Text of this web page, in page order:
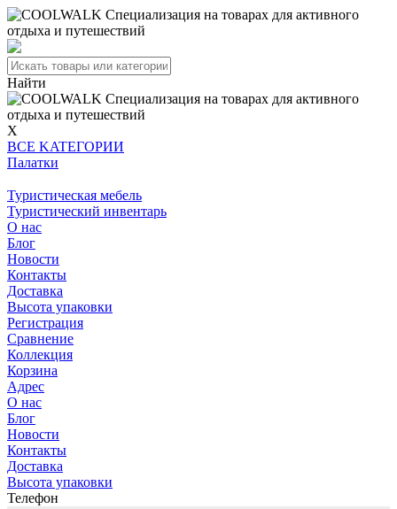
Найти
X
BCE KATEГОPИИ
Палатки
Туристическая мебель
Туристический инвентарь
О нас
Блог
Новости
Контакты
Доставка
Высота упаковки
Регистрация
Сравнение
Коллекция
Корзина
Адрес
О нас
Блог
Новости
Контакты
Доставка
Высота упаковки
Телефон